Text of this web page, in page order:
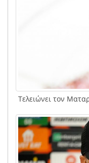
Τελειώνει τον